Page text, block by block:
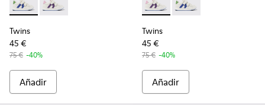
Twins - K800559-001 - Sneaker de piel blanca
Twins - K800559-002 - Sneaker de piel blanca
Twins
45 €
75 € -40%
Añadir
Twins - K800559-002 -
Twins - K800559-
Twins
45 €
75 € -40%
Añadir